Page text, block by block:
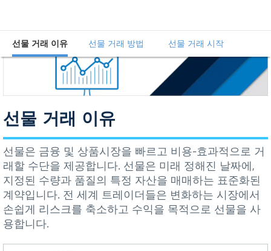
선물 거래 이유 선물 거래 방법 선물 거래 시작
선물 거래 이유
선물은 금융 및 상품시장을 빠르고 비용-효과적으로 거
래할 수단을 제공합니다. 선물은 미래 정해진 날짜에,
지정된 수량과 품질의 특정 자산을 매매하는 표준화된
계약입니다. 전 세계 트레이더들은 변화하는 시장에서
손쉽게 리스크를 축소하고 수익을 목적으로 선물을 사
용합니다.